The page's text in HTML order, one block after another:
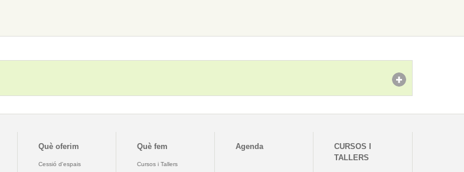
Què oferim
Cessió d'espais
Què fem
Cursos i Tallers
Agenda
CURSOS I
TALLERS